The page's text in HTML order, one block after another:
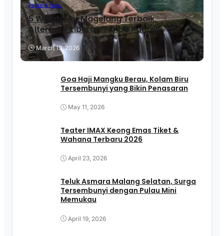
Pantai & Pulau
5 Wisata Air Magelang Terbaik,
Alternatif Liburan Tanpa Pantai!
March 13, 2026
Goa Haji Mangku Berau, Kolam Biru
Tersembunyi yang Bikin Penasaran
May 11, 2026
Teater IMAX Keong Emas Tiket &
Wahana Terbaru 2026
April 23, 2026
Teluk Asmara Malang Selatan, Surga
Tersembunyi dengan Pulau Mini
Memukau
April 19, 2026